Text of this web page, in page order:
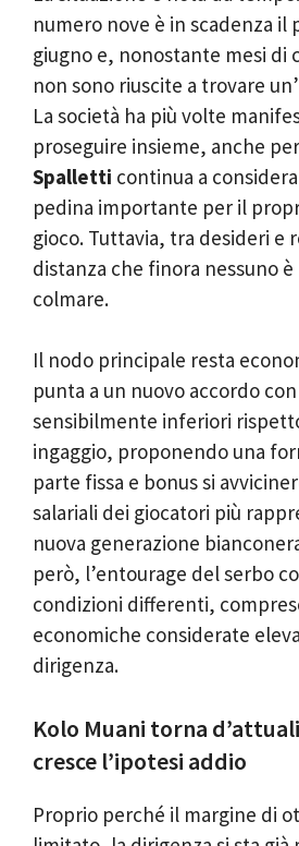
numero nove è in scadenza il
giugno e, nonostante mesi di
non sono riuscite a trovare
La società ha più volte
proseguire insieme, anche
Spalletti continua a
pedina importante per il
gioco. Tuttavia, tra desideri e
distanza che finora nessuno è
colmare.
Il nodo principale resta
punta a un nuovo accordo
sensibilmente inferiori
ingaggio, proponendo una
parte fissa e bonus si
salariali dei giocatori più
nuova generazione
però, l’entourage del serbo
condizioni differenti,
economiche considerate
dirigenza.
Kolo Muani torna
cresce l’ipotesi addio
Proprio perché il margine di